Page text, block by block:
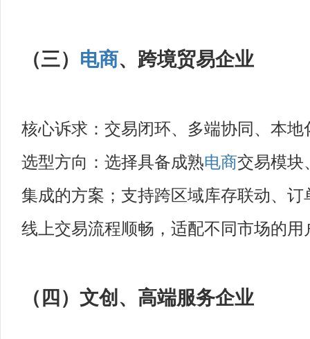
（三） 电商、跨境贸易企业
核心诉求：交易闭环、多端协同、本地
选型方向：选择具备成熟电商交易模块
集成的方案；支持跨区域库存联动、
线上交易流程顺畅，适配不同市场的用
（四）文创、高端服务企业